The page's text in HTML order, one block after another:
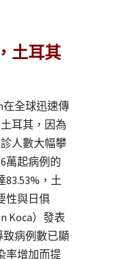
土耳其
全球迅速傳
耳其，因為
人數大幅攀
萬起病例的
，土
性與日俱
Koca）發表
致病例數已顯
率增加而提